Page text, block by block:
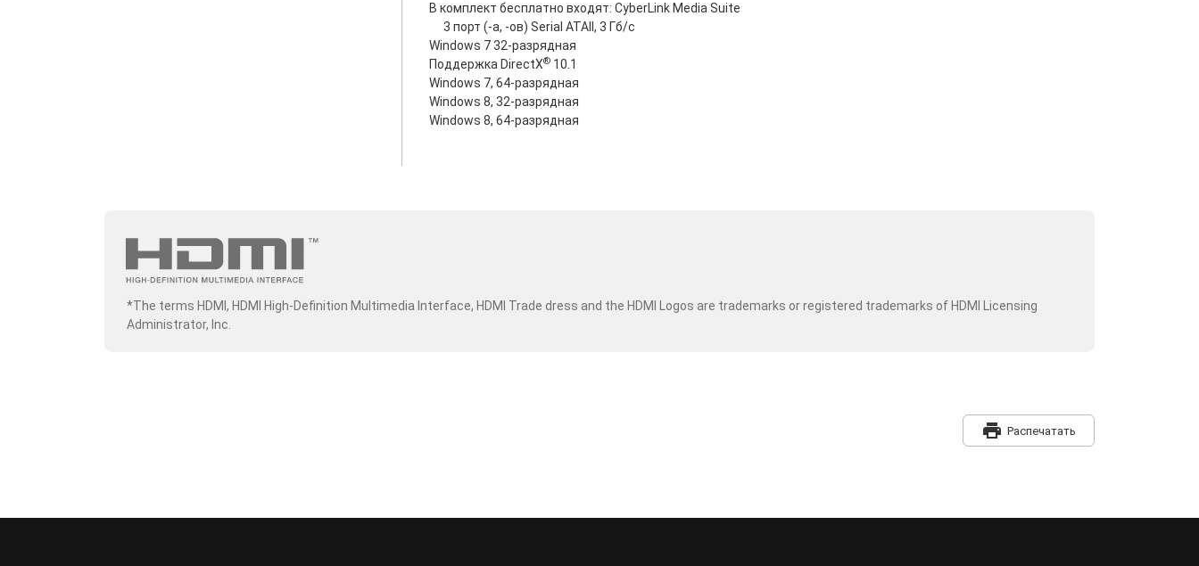
В комплект бесплатно входят: CyberLink Media Suite
3 порт (-а, -ов) Serial ATAII, 3 Гб/с
Windows 7 32-разрядная
Поддержка DirectX® 10.1
Windows 7, 64-разрядная
Windows 8, 32-разрядная
Windows 8, 64-разрядная
*The terms HDMI, HDMI High-Definition Multimedia Interface, HDMI Trade dress and the HDMI Logos are trademarks or registered trademarks of HDMI Licensing
Administrator, Inc.
print Распечатать